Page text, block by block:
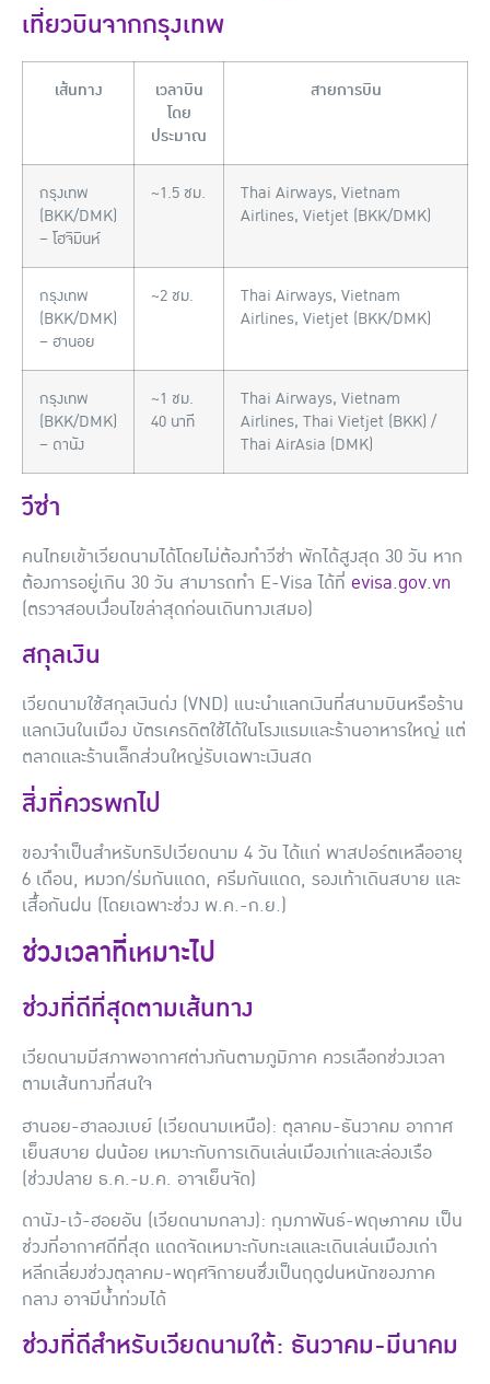
เที่ยวบินจากกรุงเทพ
เส้นทาง
เวลาบิน
โดย
ประมาณ
สายการบิน
กรุงเทพ
(BKK/DMK)
– โฮจิมินห์
~1.5 ชม.
Thai Airways, Vietnam
Airlines, Vietjet (BKK/DMK)
กรุงเทพ
(BKK/DMK)
– ฮานอย
~2 ชม.
Thai Airways, Vietnam
Airlines, Vietjet (BKK/DMK)
กรุงเทพ
(BKK/DMK)
– ดานัง
~1 ชม.
40 นาที
Thai Airways, Vietnam
Airlines, Thai Vietjet (BKK) /
Thai AirAsia (DMK)
วีซ่า
คนไทยเข้าเวียดนามได้โดยไม่ต้องทำวีซ่า พักได้สูงสุด 30 วัน หาก
ต้องการอยู่เกิน 30 วัน สามารถทำ E-Visa ได้ที่ evisa.gov.vn
(ตรวจสอบเงื่อนไขล่าสุดก่อนเดินทางเสมอ)
สกุลเงิน
เวียดนามใช้สกุลเงินด่ง (VND) แนะนำแลกเงินที่สนามบินหรือร้าน
แลกเงินในเมือง บัตรเครดิตใช้ได้ในโรงแรมและร้านอาหารใหญ่ แต่
ตลาดและร้านเล็กส่วนใหญ่รับเฉพาะเงินสด
สิ่งที่ควรพกไป
ของจำเป็นสำหรับทริปเวียดนาม 4 วัน ได้แก่ พาสปอร์ตเหลืออายุ
6 เดือน, หมวก/ร่มกันแดด, ครีมกันแดด, รองเท้าเดินสบาย และ
เสื้อกันฝน (โดยเฉพาะช่วง พ.ค.-ก.ย.)
ช่วงเวลาที่เหมาะไป
ช่วงที่ดีที่สุดตามเส้นทาง
เวียดนามมีสภาพอากาศต่างกันตามภูมิภาค ควรเลือกช่วงเวลา
ตามเส้นทางที่สนใจ
ฮานอย-ฮาลองเบย์ (เวียดนามเหนือ): ตุลาคม-ธันวาคม อากาศ
เย็นสบาย ฝนน้อย เหมาะกับการเดินเล่นเมืองเก่าและล่องเรือ
(ช่วงปลาย ธ.ค.-ม.ค. อาจเย็นจัด)
ดานัง-เว้-ฮอยอัน (เวียดนามกลาง): กุมภาพันธ์-พฤษภาคม เป็น
ช่วงที่อากาศดีที่สุด แดดจัดเหมาะกับทะเลและเดินเล่นเมืองเก่า
หลีกเลี่ยงช่วงตุลาคม-พฤศจิกายนซึ่งเป็นฤดูฝนหนักของภาค
กลาง อาจมีน้ำท่วมได้
ช่วงที่ดีสำหรับเวียดนามใต้: ธันวาคม-มีนาคม